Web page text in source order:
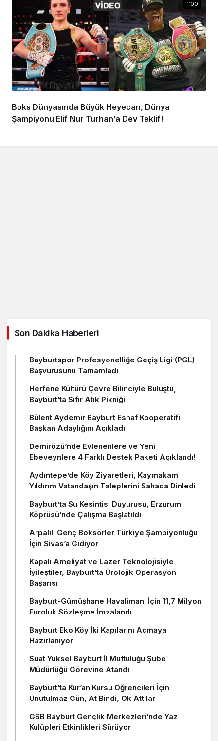
1:00
Boks Dünyasında Büyük Heyecan, Dünya
Şampiyonu Elif Nur Turhan’a Dev Teklif!
Son Dakika Haberleri
Bayburtspor Profesyonelliğe Geçiş Ligi (PGL)
Başvurusunu Tamamladı
Herfene Kültürü Çevre Bilinciyle Buluştu,
Bayburt’ta Sıfır Atık Pikniği
Bülent Aydemir Bayburt Esnaf Kooperatifi
Başkan Adaylığını Açıkladı
Demirözü’nde Evlenenlere ve Yeni
Ebeveynlere 4 Farklı Destek Paketi Açıklandı!
Aydıntepe’de Köy Ziyaretleri, Kaymakam
Yıldırım Vatandaşın Taleplerini Sahada Dinledi
Bayburt’ta Su Kesintisi Duyurusu, Erzurum
Köprüsü’nde Çalışma Başlatıldı
Arpalılı Genç Boksörler Türkiye Şampiyonluğu
İçin Sivas’a Gidiyor
Kapalı Ameliyat ve Lazer Teknolojisiyle
İyileştiler, Bayburt’ta Ürolojik Operasyon
Başarısı
Bayburt-Gümüşhane Havalimanı İçin 11,7 Milyon
Euroluk Sözleşme İmzalandı
Bayburt Eko Köy İki Kapılarını Açmaya
Hazırlanıyor
Suat Yüksel Bayburt İl Müftülüğü Şube
Müdürlüğü Görevine Atandı
Bayburt’ta Kur’an Kursu Öğrencileri İçin
Unutulmaz Gün, At Bindi, Ok Attılar
GSB Bayburt Gençlik Merkezleri’nde Yaz
Kulüpleri Etkinlikleri Sürüyor